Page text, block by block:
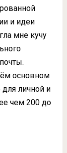
и идеи
мне кучу
основном
личной и
чем 200 до